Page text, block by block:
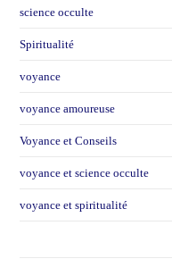
science occulte
Spiritualité
voyance
voyance amoureuse
Voyance et Conseils
voyance et science occulte
voyance et spiritualité